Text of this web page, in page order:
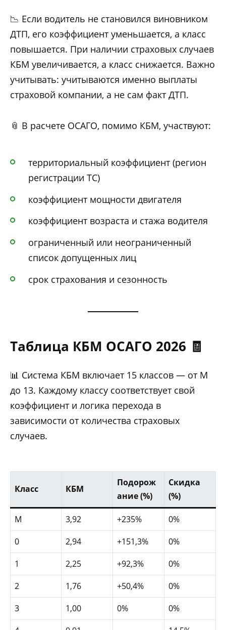
📉 Если водитель не становился виновником
ДТП, его коэффициент уменьшается, а класс
повышается. При наличии страховых случаев
КБМ увеличивается, а класс снижается. Важно
учитывать: учитываются именно выплаты
страховой компании, а не сам факт ДТП.
📎 В расчете ОСАГО, помимо КБМ, участвуют:
территориальный коэффициент (регион
регистрации ТС)
коэффициент мощности двигателя
коэффициент возраста и стажа водителя
ограниченный или неограниченный
список допущенных лиц
срок страхования и сезонность
Таблица КБМ ОСАГО 2026 🧾
📊 Система КБМ включает 15 классов — от М
до 13. Каждому классу соответствует свой
коэффициент и логика перехода в
зависимости от количества страховых
случаев.
Класс КБМ
Подорож
ание (%)
Скидка
(%)
М 3,92 +235%
0%
0
2,94 +151,3%
0%
1
2,25 +92,3%
0%
2
1,76 +50,4%
0%
3
1,00 0%
0%